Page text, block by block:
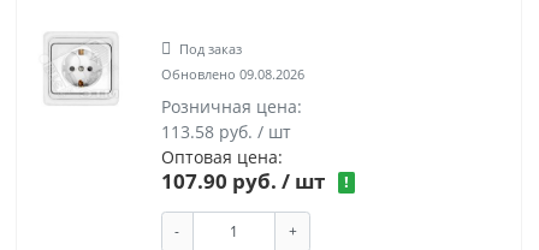
Под заказ
Обновлено 09.08.2026
Розничная цена:
113.58 руб. / шт
Оптовая цена:
107.90 руб. / шт !
- +